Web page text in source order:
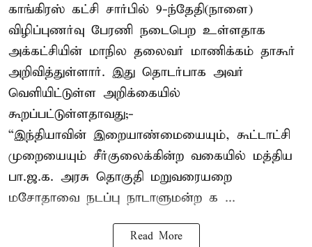
காங்கிரஸ் கட்சி சார்பில் 9-ந்தேதி(நாளை)
விழிப்புணர்வு பேரணி நடைபெற உள்ளதாக
அக்கட்சியின் மாநில தலைவர் மாணிக்கம் தாகூர்
அறிவித்துள்ளார். இது தொடர்பாக அவர்
வெளியிட்டுள்ள அறிக்கையில்
கூறப்பட்டுள்ளதாவது;-
“இந்தியாவின் இறையாண்மையையும், கூட்டாட்சி
முறையையும் சீர்குலைக்கின்ற வகையில் மத்திய
பா.ஜ.க. அரசு தொகுதி மறுவரையறை
மசோதாவை நடப்பு நாடாளுமன்ற க ...
Read More